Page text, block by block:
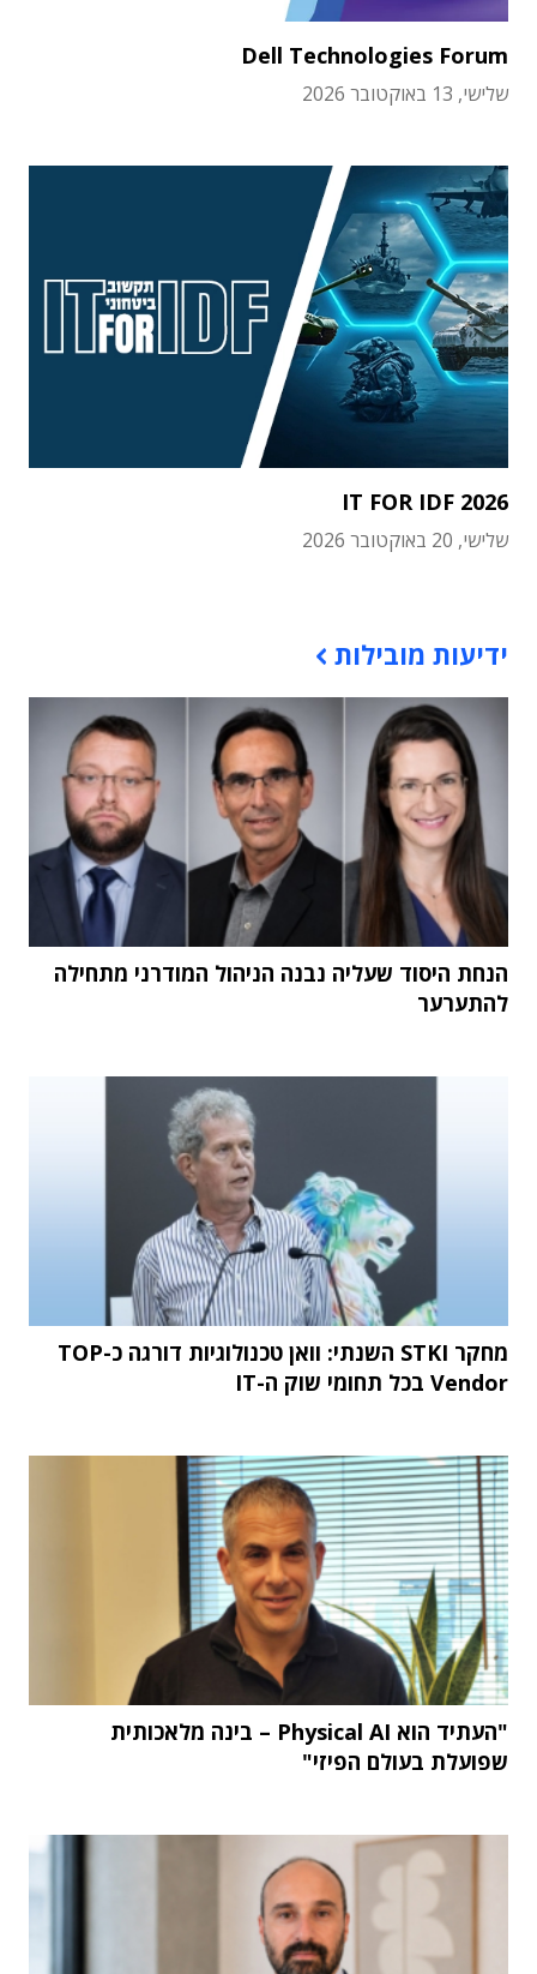
Dell Technologies Forum
שלישי, 13 באוקטובר 2026
IT FOR IDF 2026
שלישי, 20 באוקטובר 2026
ידיעות מובילות
הנחת היסוד שעליה נבנה הניהול המודרני מתחילה
להתערער
מחקר STKI השנתי: וואן טכנולוגיות דורגה כ-TOP
Vendor בכל תחומי שוק ה-IT
"העתיד הוא Physical AI – בינה מלאכותית
שפועלת בעולם הפיזי"